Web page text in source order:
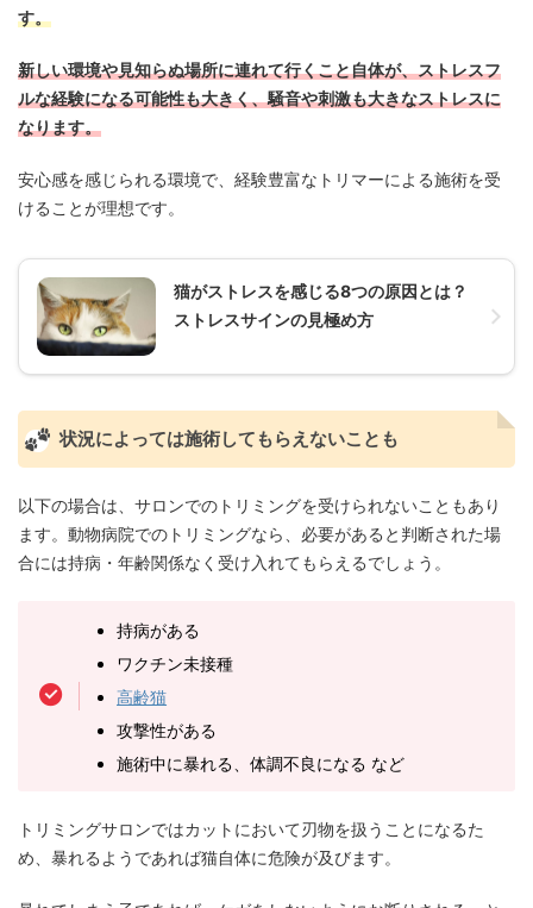
す。
新しい環境や見知らぬ場所に連れて行くこと自体が、ストレスフ
ルな経験になる可能性も大きく、騒音や刺激も大きなストレスに
なります。
安心感を感じられる環境で、経験豊富なトリマーによる施術を受
けることが理想です。
猫がストレスを感じる8つの原因とは？
ストレスサインの見極め方
状況によっては施術してもらえないことも
以下の場合は、サロンでのトリミングを受けられないこともあり
ます。動物病院でのトリミングなら、必要があると判断された場
合には持病・年齢関係なく受け入れてもらえるでしょう。
持病がある
ワクチン未接種
高齢猫
攻撃性がある
施術中に暴れる、体調不良になる など
トリミングサロンではカットにおいて刃物を扱うことになるた
め、暴れるようであれば猫自体に危険が及びます。